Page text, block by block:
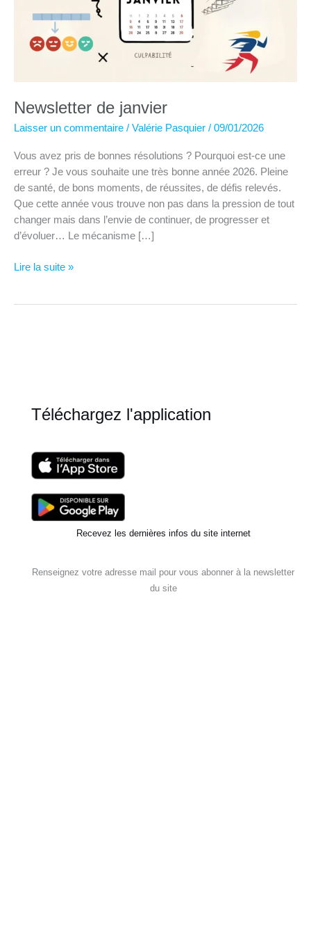
Newsletter de janvier
Laisser un commentaire / Valérie Pasquier / 09/01/2026
Vous avez pris de bonnes résolutions ? Pourquoi est-ce une
erreur ? Je vous souhaite une très bonne année 2026. Pleine
de santé, de bons moments, de réussites, de défis relevés.
Que cette année vous trouve non pas dans la pression de tout
changer mais dans l’envie de continuer, de progresser et
d’évoluer… Le mécanisme […]
Newsletter
Lire la suite »
Téléchargez l'application
Recevez les dernières infos du site internet
Renseignez votre adresse mail pour vous abonner à la newsletter
du site